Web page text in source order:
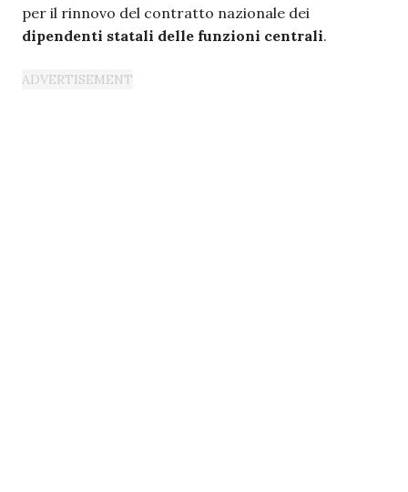
per il rinnovo del contratto nazionale dei
dipendenti statali delle funzioni centrali.